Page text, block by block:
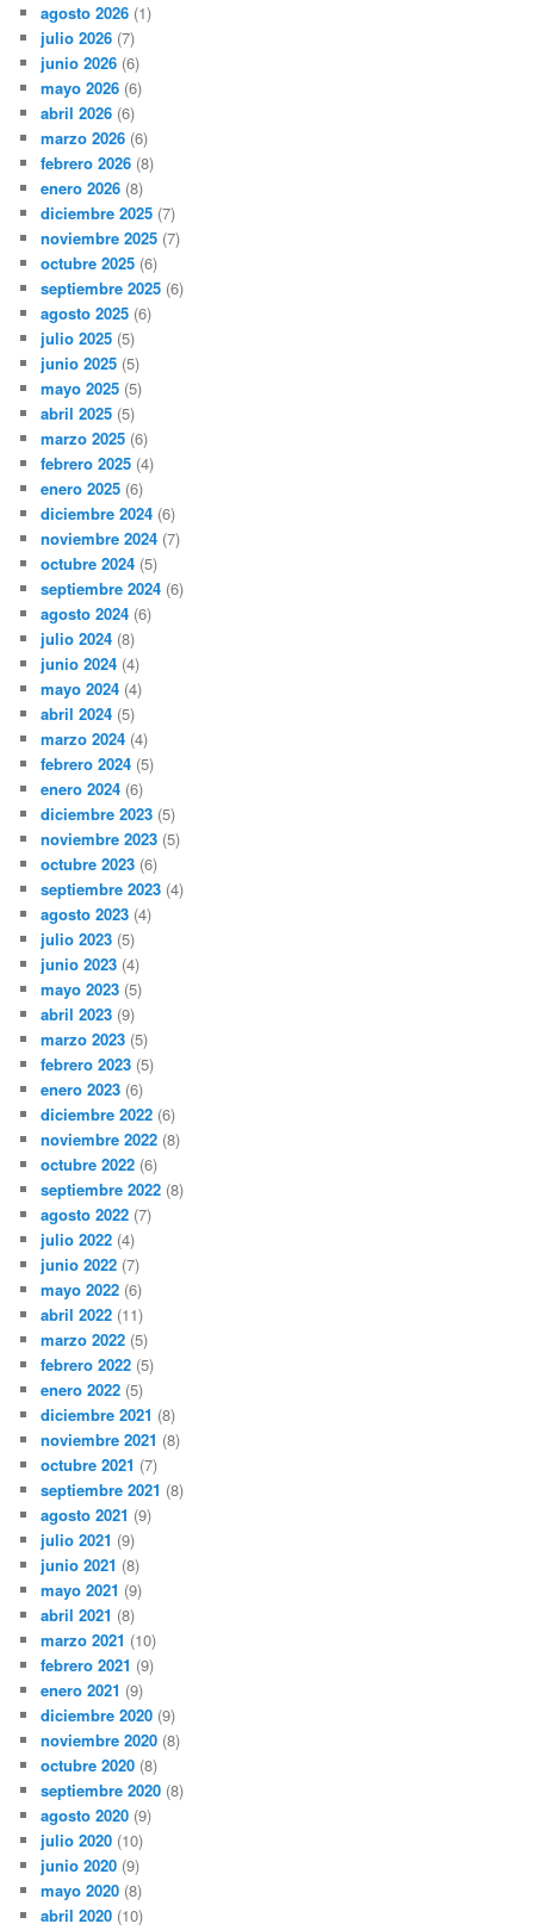
agosto 2026 (1)
julio 2026 (7)
junio 2026 (6)
mayo 2026 (6)
abril 2026 (6)
marzo 2026 (6)
febrero 2026 (8)
enero 2026 (8)
diciembre 2025 (7)
noviembre 2025 (7)
octubre 2025 (6)
septiembre 2025 (6)
agosto 2025 (6)
julio 2025 (5)
junio 2025 (5)
mayo 2025 (5)
abril 2025 (5)
marzo 2025 (6)
febrero 2025 (4)
enero 2025 (6)
diciembre 2024 (6)
noviembre 2024 (7)
octubre 2024 (5)
septiembre 2024 (6)
agosto 2024 (6)
julio 2024 (8)
junio 2024 (4)
mayo 2024 (4)
abril 2024 (5)
marzo 2024 (4)
febrero 2024 (5)
enero 2024 (6)
diciembre 2023 (5)
noviembre 2023 (5)
octubre 2023 (6)
septiembre 2023 (4)
agosto 2023 (4)
julio 2023 (5)
junio 2023 (4)
mayo 2023 (5)
abril 2023 (9)
marzo 2023 (5)
febrero 2023 (5)
enero 2023 (6)
diciembre 2022 (6)
noviembre 2022 (8)
octubre 2022 (6)
septiembre 2022 (8)
agosto 2022 (7)
julio 2022 (4)
junio 2022 (7)
mayo 2022 (6)
abril 2022 (11)
marzo 2022 (5)
febrero 2022 (5)
enero 2022 (5)
diciembre 2021 (8)
noviembre 2021 (8)
octubre 2021 (7)
septiembre 2021 (8)
agosto 2021 (9)
julio 2021 (9)
junio 2021 (8)
mayo 2021 (9)
abril 2021 (8)
marzo 2021 (10)
febrero 2021 (9)
enero 2021 (9)
diciembre 2020 (9)
noviembre 2020 (8)
octubre 2020 (8)
septiembre 2020 (8)
agosto 2020 (9)
julio 2020 (10)
junio 2020 (9)
mayo 2020 (8)
abril 2020 (10)